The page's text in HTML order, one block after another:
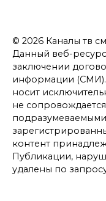
© 2026 Каналы тв
Данный веб-
заключении
информации
носит
не
контент
Публикации,
удалены по